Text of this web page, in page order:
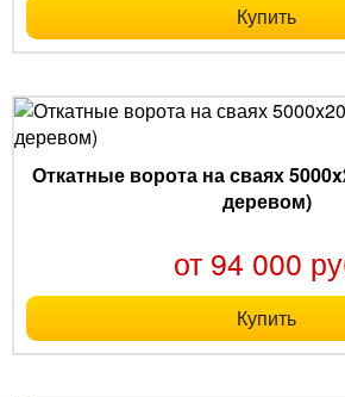
Купить
Откатные ворота на сваях
деревом)
от 94 000
Купить